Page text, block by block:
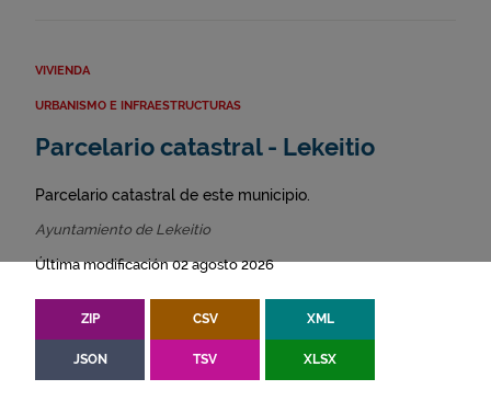
VIVIENDA
URBANISMO E INFRAESTRUCTURAS
Parcelario catastral - Lekeitio
Parcelario catastral de este municipio.
Ayuntamiento de Lekeitio
Última modificación 02 agosto 2026
ZIP CSV XML
JSON TSV XLSX